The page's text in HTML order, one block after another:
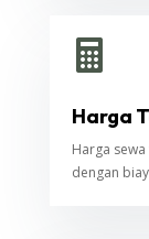

Harga
Harga
dengan